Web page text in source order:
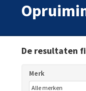
De resultaten
Merk